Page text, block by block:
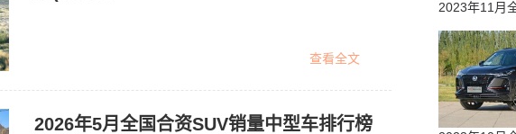
查看全文
2026年5月全国合资SUV销量中型车排行榜